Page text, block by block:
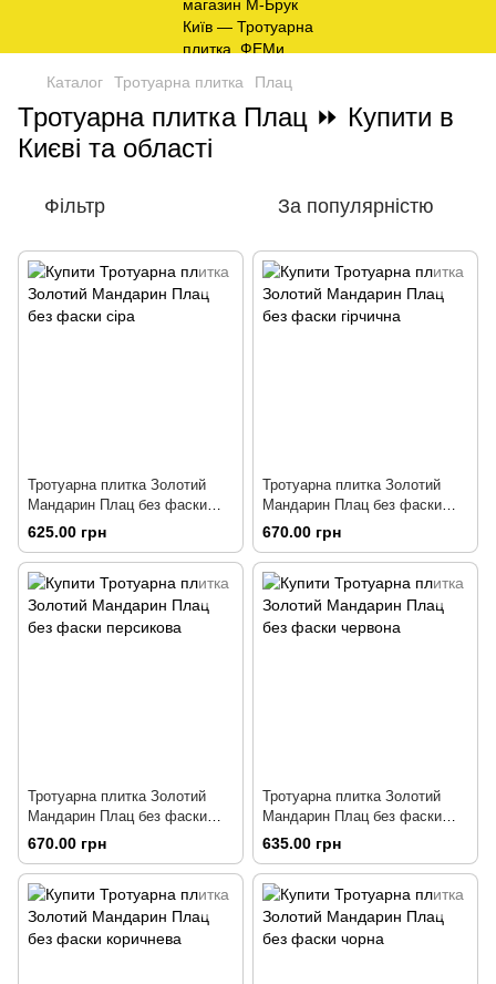
Каталог Тротуарна плитка Плац
Тротуарна плитка Плац ⏩ Купити в
Києві та області
Фільтр За популярністю
Тротуарна плитка Золотий
Мандарин Плац без фаски
сіра
625.00 грн
Тротуарна плитка Золотий
Мандарин Плац без фаски
гірчична
670.00 грн
Тротуарна плитка Золотий
Мандарин Плац без фаски
персикова
670.00 грн
Тротуарна плитка Золотий
Мандарин Плац без фаски
червона
635.00 грн